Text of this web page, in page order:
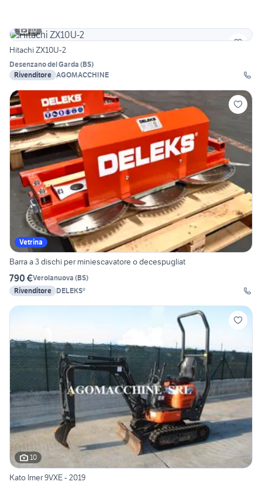
10
Hitachi ZX10U-2
Desenzano del Garda (BS)
Rivenditore AGOMACCHINE
Vetrina
Barra a 3 dischi per miniescavatore o decespugliat
790 €Verolanuova (BS)
Rivenditore DELEKS®
10
Kato Imer 9VXE - 2019